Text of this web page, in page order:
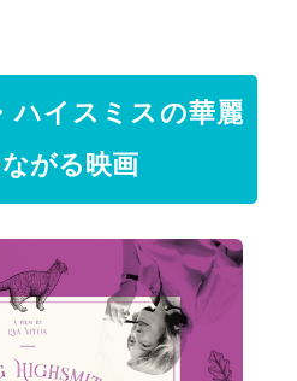
ハイスミスの華麗
がる映画